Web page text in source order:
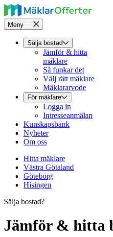
Meny
Sälja bostad
Jämför & hitta
mäklare
Så funkar det
Välj rätt mäklare
Mäklararvode
För mäklare
Logga in
Intresseanmälan
Kunskapsbank
Nyheter
Om oss
Hitta mäklare
Västra Götaland
Göteborg
Hisingen
Sälja bostad?
Jämför & hitta